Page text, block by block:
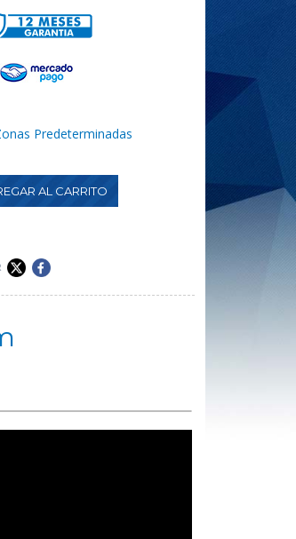
Predeterminadas